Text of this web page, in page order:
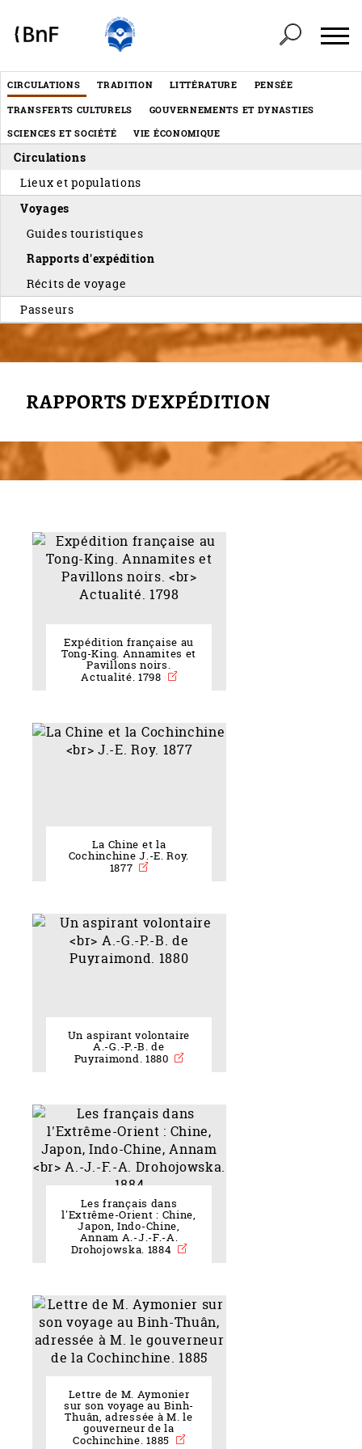
Menu
éditorial
CIRCULATIONS TRADITION LITTÉRATURE PENSÉE
TRANSFERTS CULTURELS
GOUVERNEMENTS ET DYNASTIES
SCIENCES ET SOCIÉTÉ
VIE ÉCONOMIQUE
Circulations
Lieux et populations
Voyages
Guides touristiques
Rapports d'expédition
Récits de voyage
Passeurs
RAPPORTS D'EXPÉDITION
Expédition française au
Tong-King. Annamites et
Pavillons noirs.
Actualité. 1798
La Chine et la
Cochinchine J.-E. Roy.
1877
Un aspirant volontaire
A.-G.-P.-B. de
Puyraimond. 1880
Les français dans
l'Extrême-Orient : Chine,
Japon, Indo-Chine,
Annam A.-J.-F.-A.
Drohojowska. 1884
Lettre de M. Aymonier
sur son voyage au Binh-
Thuân, adressée à M. le
gouverneur de la
Cochinchine. 1885